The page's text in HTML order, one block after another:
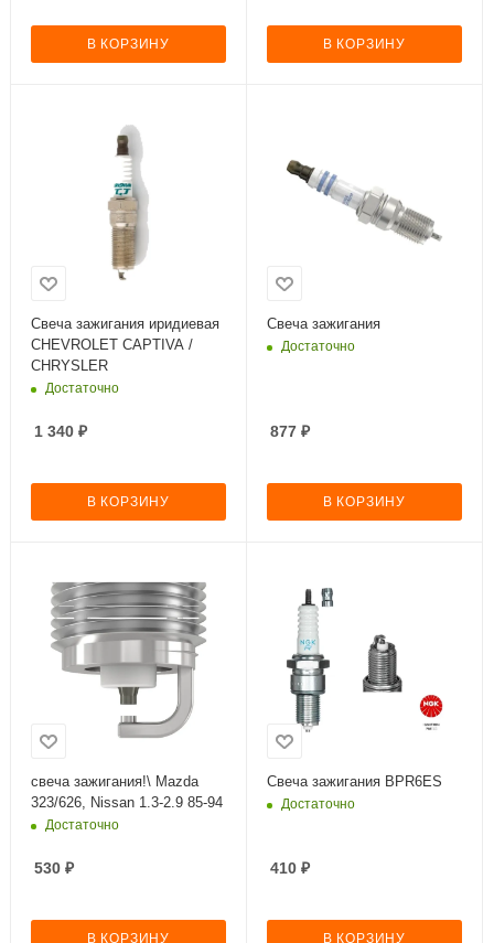
В КОРЗИНУ В КОРЗИНУ
Свеча зажигания иридиевая
CHEVROLET CAPTIVA /
CHRYSLER
Достаточно
1 340 ₽
В КОРЗИНУ
Свеча зажигания
Достаточно
877 ₽
В КОРЗИНУ
свеча зажигания!\ Mazda
323/626, Nissan 1.3-2.9 85-94
Достаточно
530 ₽
В КОРЗИНУ
Свеча зажигания BPR6ES
Достаточно
410 ₽
В КОРЗИНУ